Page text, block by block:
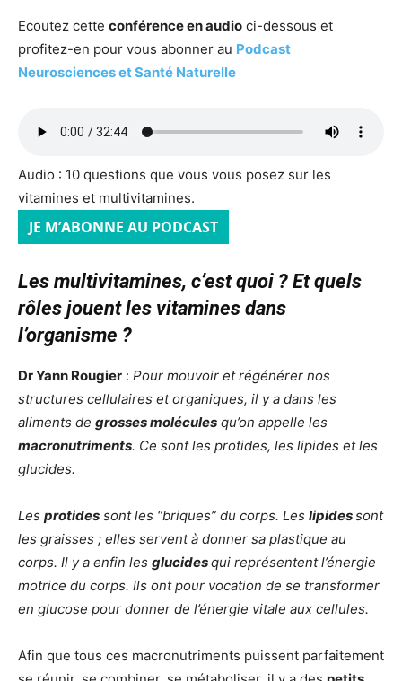
Ecoutez cette conférence en audio ci-dessous et
profitez-en pour vous abonner au Podcast
Neurosciences et Santé Naturelle
Audio : 10 questions que vous vous posez sur les
vitamines et multivitamines.
JE M’ABONNE AU PODCAST
Les multivitamines, c’est quoi ? Et quels
rôles jouent les vitamines dans
l’organisme ?
Dr Yann Rougier : Pour mouvoir et régénérer nos
structures cellulaires et organiques, il y a dans les
aliments de grosses molécules qu’on appelle les
macronutriments. Ce sont les protides, les lipides et les
glucides.
Les protides sont les “briques” du corps. Les lipidessont
les graisses ; elles servent à donner sa plastique au
corps. Il y a enfin les glucidesqui représentent l’énergie
motrice du corps. Ils ont pour vocation de se transformer
en glucose pour donner de l’énergie vitale aux cellules.
Afin que tous ces macronutriments puissent parfaitement